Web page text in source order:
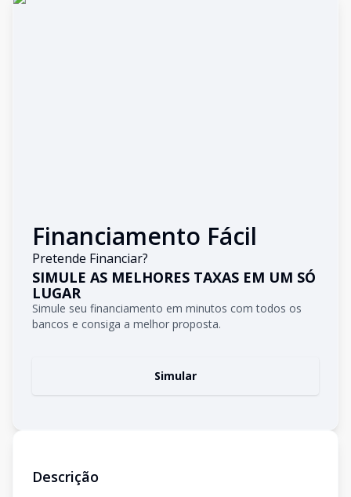
Financiamento Fácil
Pretende Financiar?
SIMULE AS MELHORES TAXAS EM UM SÓ
LUGAR
Simule seu financiamento em minutos com todos os
bancos e consiga a melhor proposta.
Simular
Descrição